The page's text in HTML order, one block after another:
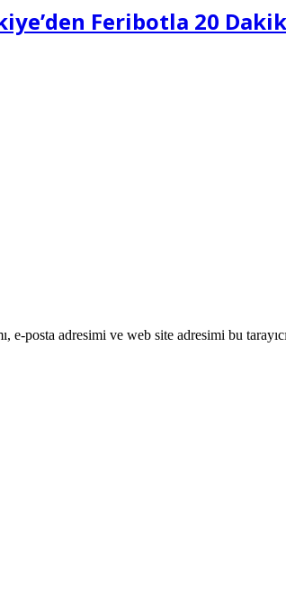
Feribotla 20
e-posta adresimi ve web site adresimi bu